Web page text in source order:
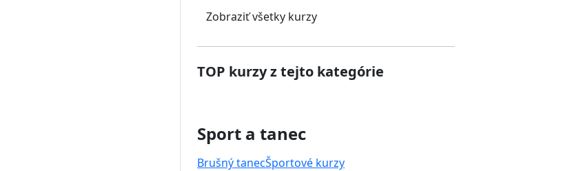
Zobraziť všetky kurzy
TOP kurzy z tejto kategórie
Sport a tanec
Brušný tanecŠportové kurzy